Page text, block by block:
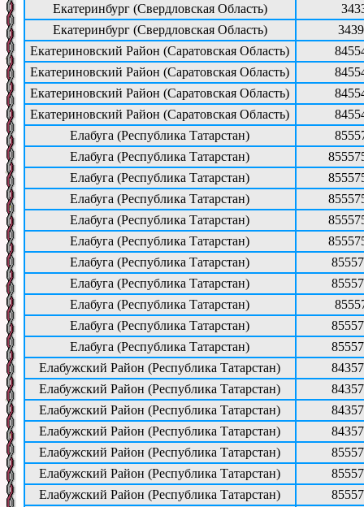
Екатеринбург (Свердловская Область)
Екатеринбург (Свердловская Область)
Екатериновский Район (Саратовская Область)
Екатериновский Район (Саратовская Область)
Екатериновский Район (Саратовская Область)
Екатериновский Район (Саратовская Область)
Елабуга (Республика Татарстан)
Елабуга (Республика Татарстан)
Елабуга (Республика Татарстан)
Елабуга (Республика Татарстан)
Елабуга (Республика Татарстан)
Елабуга (Республика Татарстан)
Елабуга (Республика Татарстан)
Елабуга (Республика Татарстан)
Елабуга (Республика Татарстан)
Елабуга (Республика Татарстан)
Елабуга (Республика Татарстан)
Елабужский Район (Республика Татарстан)
Елабужский Район (Республика Татарстан)
Елабужский Район (Республика Татарстан)
Елабужский Район (Республика Татарстан)
Елабужский Район (Республика Татарстан)
Елабужский Район (Республика Татарстан)
Елабужский Район (Республика Татарстан)